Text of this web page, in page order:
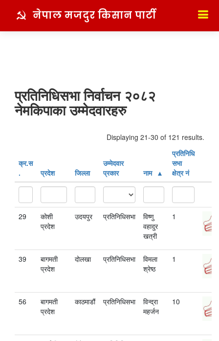
नेपाल मजदुर किसान पार्टी
प्रतिनिधिसभा निर्वाचन २०८२
नेमकिपाका उम्मेदवारहरु
Displaying 21-30 of 121 results.
क्र‍.स‌
.
प्रदेश जिल्ला
उम्मेदवार
प्रकार
नाम
प्रतिनिधि
सभा
क्षेत्र नं
29
कोशी
प्रदेश
उदयपुर प्रतिनिधिसभा
विष्‍णु
वहादुर
खत्री
1
39
बागमती
प्रदेश
दोलखा प्रतिनिधिसभा
विमला
श्रेष्ठ
1
56
बागमती
प्रदेश
काठमाडौं प्रतिनिधिसभा
विन्द्रा
महर्जन
10